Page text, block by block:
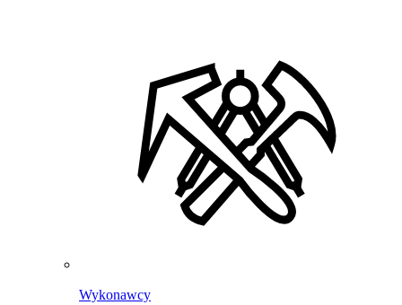
Wykonawcy